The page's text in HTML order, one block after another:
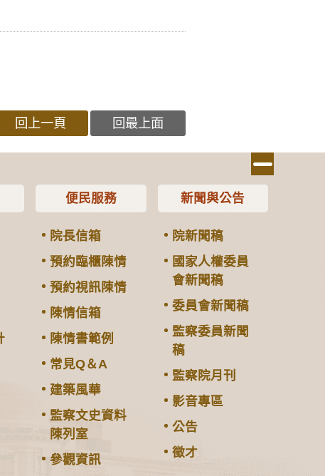
回上一頁 回最上面
便民服務
院長信箱
預約臨櫃陳情
預約視訊陳情
陳情信箱
陳情書範例
常見Q＆A
建築風華
監察文史資料
陳列室
參觀資訊
新聞與公告
院新聞稿
國家人權委員
會新聞稿
委員會新聞稿
監察委員新聞
稿
監察院月刊
影音專區
公告
徵才